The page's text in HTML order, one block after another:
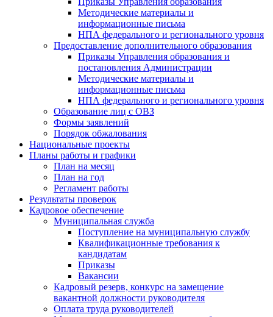
Методические материалы и
информационные письма
НПА федерального и регионального уровня
Предоставление дополнительного образования
Приказы Управления образования и
постановления Администрации
Методические материалы и
информационные письма
НПА федерального и регионального уровня
Образование лиц с ОВЗ
Формы заявлений
Порядок обжалования
Национальные проекты
Планы работы и графики
План на месяц
План на год
Регламент работы
Результаты проверок
Кадровое обеспечение
Муниципальная служба
Поступление на муниципальную службу
Квалификационные требования к
кандидатам
Приказы
Вакансии
Кадровый резерв, конкурс на замещение
вакантной должности руководителя
Оплата труда руководителей